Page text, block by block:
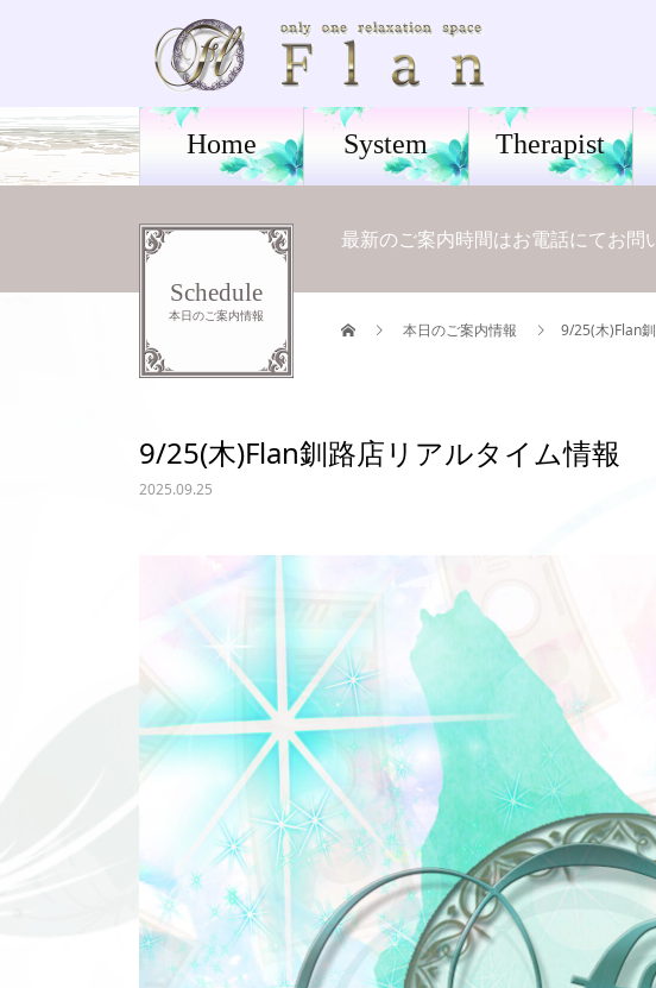
Home System Therapist
Schedule
本日のご案内情報
最新のご案内時間はお電話にてお問
本日のご案内情報 9/25(木)Flan
9/25(木)Flan釧路店リアルタイム情報
2025.09.25